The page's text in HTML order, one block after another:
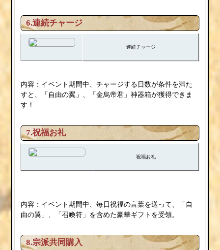
6.連続チャージ
連続チャージ
内容：イベント期間中、チャージする日数が条件を満た
すと、「自由の翼」、「金烏帝君」神器箱が獲得できま
す！
7.祝福お礼
祝福お礼
内容：イベント期間中、毎日祝福の言葉を送って、「自
由の翼」、「召喚符」を含めた豪華ギフトを受領。
8.宗派共同購入